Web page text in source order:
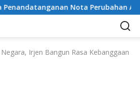
Nota Perubahan Anggaran
Irjen Bangun Rasa Kebanggaan